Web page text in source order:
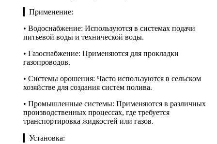
▎Применение:
• Водоснабжение: Используются в системах подачи
питьевой воды и технической воды.
• Газоснабжение: Применяются для прокладки
газопроводов.
• Системы орошения: Часто используются в сельском
хозяйстве для создания систем полива.
• Промышленные системы: Применяются в различных
производственных процессах, где требуется
транспортировка жидкостей или газов.
▎Установка: